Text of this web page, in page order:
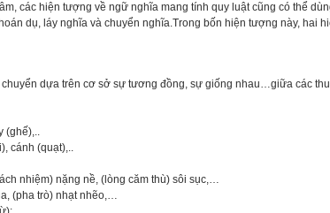
các hiện tượng về ngữ nghĩa mang tính quy luật cũng có thể
dụ, láy nghĩa và chuyển nghĩa.Trong bốn hiện tượng này, hai
dựa trên cơ sở sự tương đồng, sự giống nhau…giữa các
(ghế),..
cánh (quạt),..
nhiệm) nặng nề, (lòng căm thù) sôi sục,…
(pha trò) nhạt nhẽo,…